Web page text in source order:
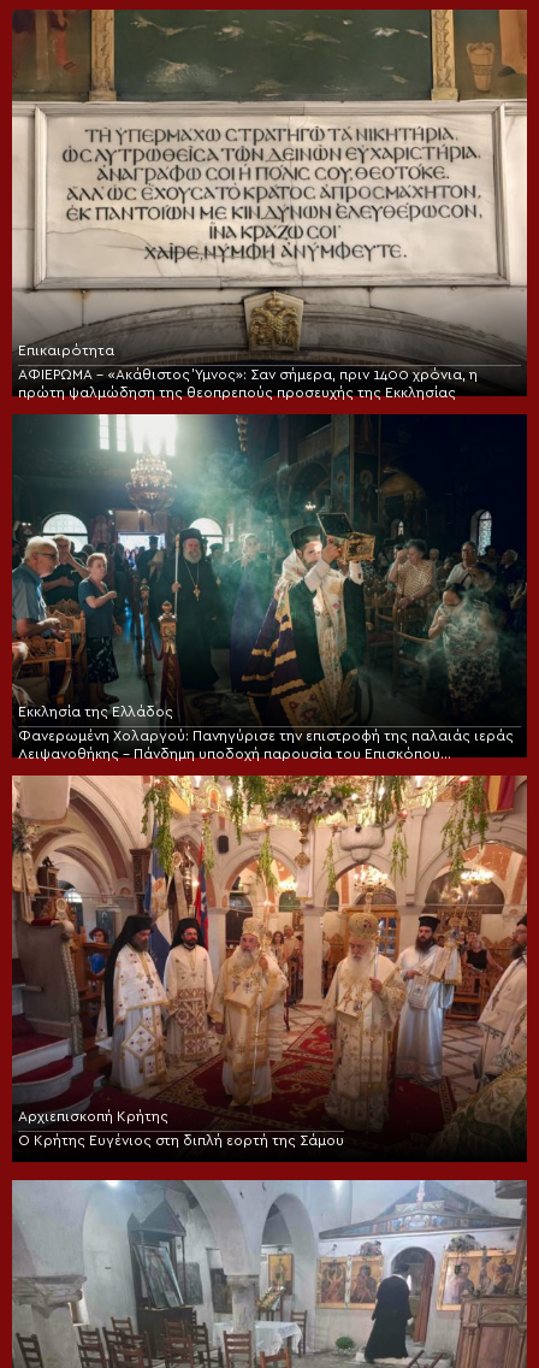
Επικαιρότητα
ΑΦΙΕΡΩΜΑ – «Ακάθιστος Ύμνος»: Σαν σήμερα, πριν 1400 χρόνια, η
πρώτη ψαλμώδηση της θεοπρεπούς προσευχής της Εκκλησίας
Εκκλησία της Ελλάδος
Φανερωμένη Χολαργού: Πανηγύρισε την επιστροφή της παλαιάς ιεράς
Λειψανοθήκης – Πάνδημη υποδοχή παρουσία του Επισκόπου
Αρχιεπισκοπή Κρήτης
Ο Κρήτης Ευγένιος στη διπλή εορτή της Σάμου